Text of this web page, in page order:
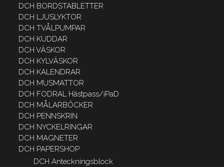
DCH BORDSTABLETTER
DCH LJUSLYKTOR
DCH TVÅLPUMPAR
DCH KUDDAR
DCH VÄSKOR
DCH KYLVÄSKOR
DCH KALENDRAR
DCH MUSMATTOR
DCH FODRAL Hästpass/iPaD
DCH MÅLARBÖCKER
DCH PENNSKRIN
DCH NYCKELRINGAR
DCH MAGNETER
DCH PAPERSHOP
DCH Anteckningsblock